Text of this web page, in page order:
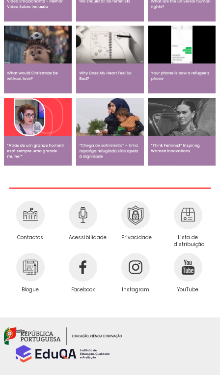
Contactos Acessibilidade Privacidade
Lista de
distribuição
Blogue Facebook Instagram YouTube